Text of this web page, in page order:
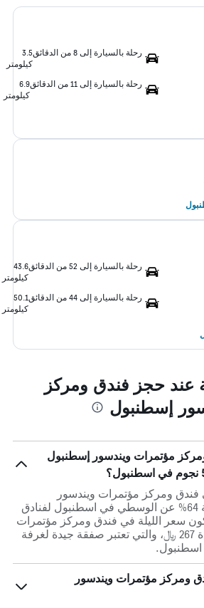
رحلة بالسيارة إلى 8 من الدقائق
3.5
كيلومتر
رحلة بالسيارة إلى 11 من الدقائق
6.9
كيلومتر
رحلة بالسيارة إلى 52 من الدقائق
43.6
كيلومتر
رحلة بالسيارة إلى 44 من الدقائق
50.1
كيلومتر
عند حجز فندق ومركز
إسطنبول
مؤتمرات ويندسور إسطنبول
ومركز مؤتمرات ويندسور
إسطنبول أرخص بنسبة 64% عن الوسطي في اسطنبول لفنادق
5 نجوم. يكون سعر الليلة في فندق ومركز مؤتمرات
ويندسور إسطنبول عادة 267 ﷼، والتي تعتبر صفقة جيدة لغرفة
اسطنبول.
ومركز مؤتمرات ويندسور